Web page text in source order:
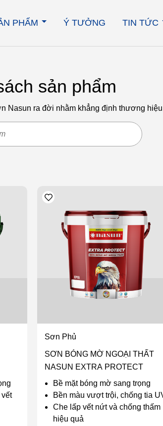
PHẨM Ý TƯỞNG TIN TỨC
sản phẩm
Nasun ra đời nhằm khẳng định thương
Sơn Phủ
SƠN BÓNG MỜ NGOẠI THẤT
NASUN EXTRA PROTECT
Bề mặt bóng mờ sang trọng
Bền màu vượt trội, chống tia
Che lấp vết nứt và chống thấm
hiệu quả